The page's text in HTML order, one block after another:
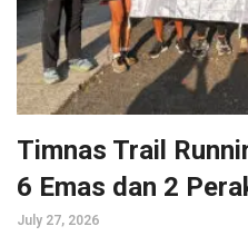
Timnas Trail
6 Emas dan 2
July 27, 2026